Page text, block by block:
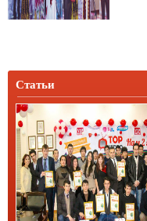
Статьи